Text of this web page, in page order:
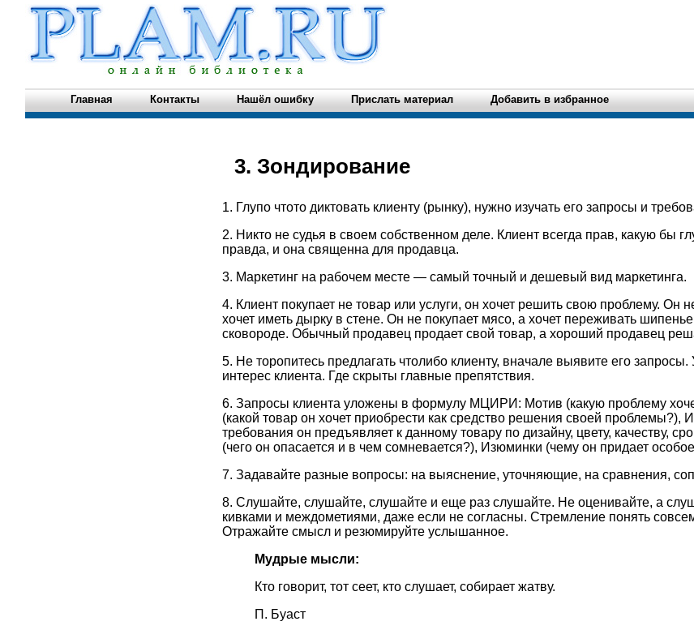
Главная Контакты Нашёл ошибку Прислать материал Добавить в избранное
3. Зондирование
1. Глупо чтото диктовать клиенту (рынку), нужно изучать его запросы и
2. Никто не судья в своем собственном деле. Клиент всегда прав, какую бы
правда, и она священна для продавца.
3. Маркетинг на рабочем месте — самый точный и дешевый вид маркетинга.
4. Клиент покупает не товар или услуги, он хочет решить свою проблему. Он
хочет иметь дырку в стене. Он не покупает мясо, а хочет переживать
сковороде. Обычный продавец продает свой товар, а хороший продавец
5. Не торопитесь предлагать чтолибо клиенту, вначале выявите его
интерес клиента. Где скрыты главные препятствия.
6. Запросы клиента уложены в формулу МЦИРИ: Мотив (какую проблему
(какой товар он хочет приобрести как средство решения своей проблемы?),
требования он предъявляет к данному товару по дизайну, цвету, качеству,
(чего он опасается и в чем сомневается?), Изюминки (чему он придает
7. Задавайте разные вопросы: на выяснение, уточняющие, на сравнения,
8. Слушайте, слушайте, слушайте и еще раз слушайте. Не оценивайте, а
кивками и междометиями, даже если не согласны. Стремление понять
Отражайте смысл и резюмируйте услышанное.
Мудрые мысли:
Кто говорит, тот сеет, кто слушает, собирает жатву.
П. Буаст